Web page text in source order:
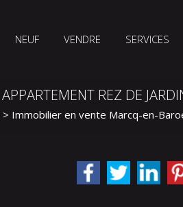
NEUF VENDRE SERVICES
APPARTEMENT REZ DE
> Immobilier en vente Marcq-en-